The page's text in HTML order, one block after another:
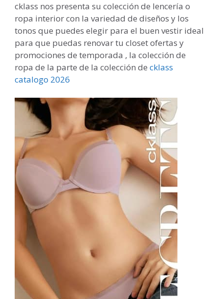
cklass nos presenta su colección de lencería o
ropa interior con la variedad de diseños y los
tonos que puedes elegir para el buen vestir ideal
para que puedas renovar tu closet ofertas y
promociones de temporada , la colección de
ropa de la parte de la colección de cklass
catalogo 2026